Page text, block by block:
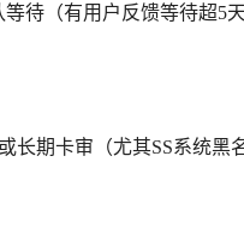
待（有用户反馈等待超5
长期卡审（尤其SS系统黑